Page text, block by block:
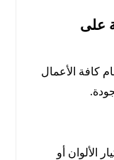
على
كافة الأعمال
الألوان أو